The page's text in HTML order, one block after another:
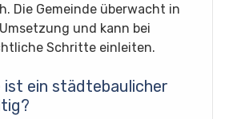
Die Gemeinde überwacht in
und kann bei
Schritte einleiten.
ist ein städtebaulicher